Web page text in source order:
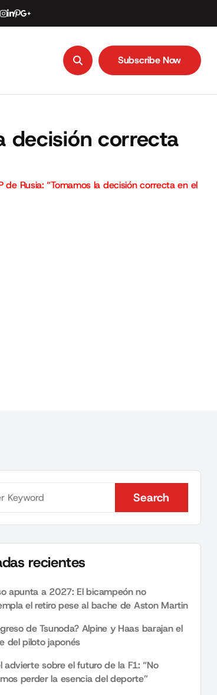
Subscribe Now
decisión correcta
de Rusia: “Tomamos la decisión correcta en el
Search
Search
recientes
apunta a 2027: El bicampeón no
el retiro pese al bache de Aston Martin
de Tsunoda? Alpine y Haas barajan el
del piloto japonés
advierte sobre el futuro de la F1: “No
perder la esencia del deporte”